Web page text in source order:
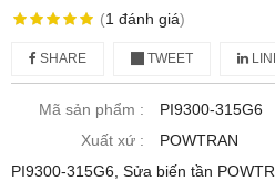
(1 đánh giá)
SHARE TWEET
Mã sản phẩm :
PI9300-315G6
Xuất xứ :
POWTRAN
PI9300-315G6, Sửa biến tần